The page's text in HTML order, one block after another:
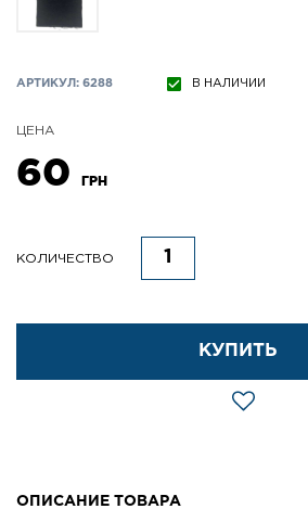
АРТИКУЛ: 6288 В НАЛИЧИИ
ЦЕНА
60 ГРН
КОЛИЧЕСТВО
КУПИТЬ
ОПИСАНИЕ ТОВАРА